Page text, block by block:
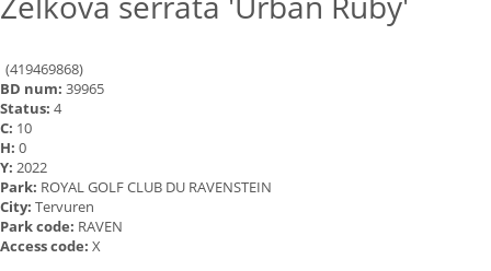
(419469868)
BD num: 39965
Status: 4
C: 10
H: 0
Y: 2022
Park: ROYAL GOLF CLUB DU RAVENSTEIN
City: Tervuren
Park code: RAVEN
Access code: X